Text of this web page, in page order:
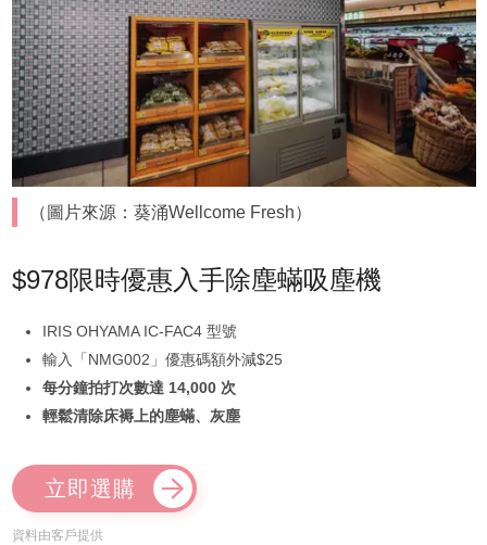
（圖片來源：葵涌Wellcome Fresh）
$978限時優惠入手除塵蟎吸塵機
IRIS OHYAMA IC-FAC4 型號
輸入「NMG002」優惠碼額外減$25
每分鐘拍打次數達 14,000 次
輕鬆清除床褥上的塵蟎、灰塵
立即選購
資料由客戶提供